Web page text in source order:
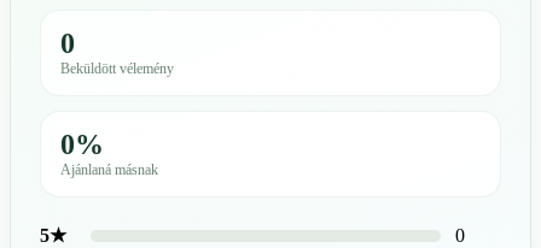
0
Beküldött vélemény
0%
Ajánlaná másnak
5★
0